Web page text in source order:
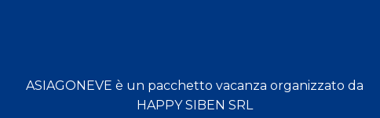
ASIAGONEVE è un pacchetto vacanza organizzato da
HAPPY SIBEN SRL